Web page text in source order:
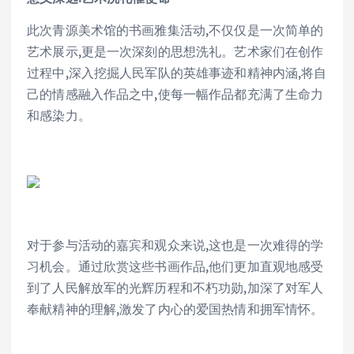
此次青源美术馆的书画雅集活动,不仅仅是一次简单的
艺术展示,更是一次深刻的思想洗礼。艺术家们在创作
过程中,深入挖掘人民军队的英雄事迹和精神内涵,将自
己的情感融入作品之中,使每一幅作品都充满了生命力
和感染力。
对于参与活动的嘉宾和观众来说,这也是一次难得的学
习机会。通过欣赏这些书画作品,他们更加直观地感受
到了人民解放军的光辉历程和不朽功勋,加深了对军人
奉献精神的理解,激发了内心的爱国热情和拥军情怀。